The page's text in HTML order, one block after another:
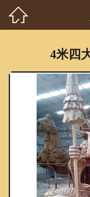

4米四